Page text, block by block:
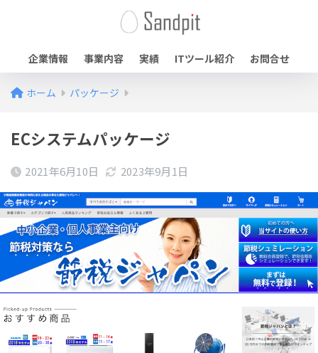
企業情報 事業内容 実績 ITツール紹介 お問合せ
ホーム パッケージ
ECシステムパッケージ
2021年6月10日 2023年9月1日